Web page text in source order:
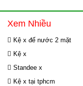
Xem Nhiều
Kệ x đế nước 2 mặt
Kệ x
Standee x
Kệ x tại tphcm